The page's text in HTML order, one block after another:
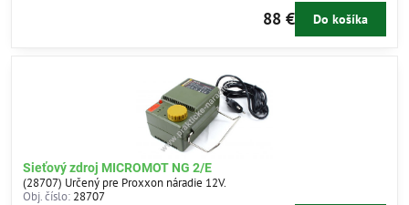
88 € Do košíka
Sieťový zdroj MICROMOT NG 2/E
(28707) Určený pre Proxxon náradie 12V.
Obj. číslo: 28707